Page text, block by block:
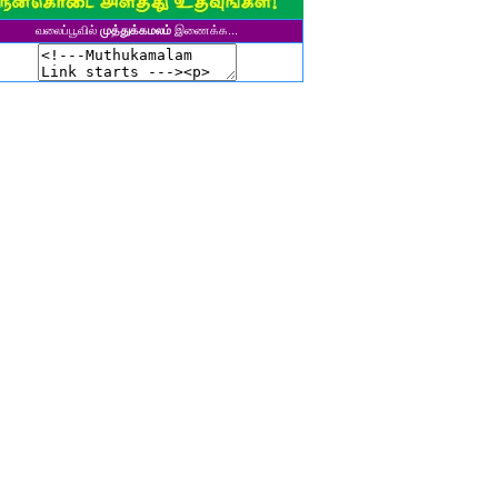
தி. கல்பனாதேவி
தனசேகரன்
ஹரிஹரன்
வலைப்பூவில் முத்துக்கமலம் இணைக்க...